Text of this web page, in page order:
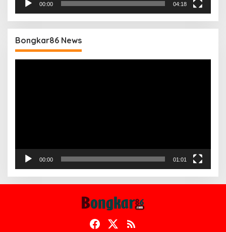
00:00 04:18
Bongkar86 News
00:00 01:01